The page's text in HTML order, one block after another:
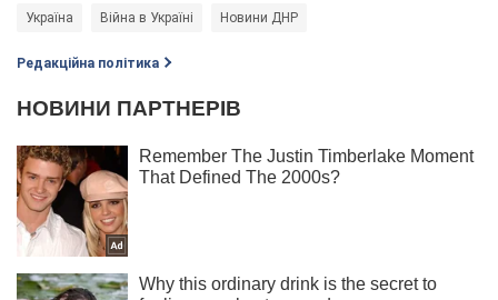
Україна Війна в Україні Новини ДНР
Редакційна політика